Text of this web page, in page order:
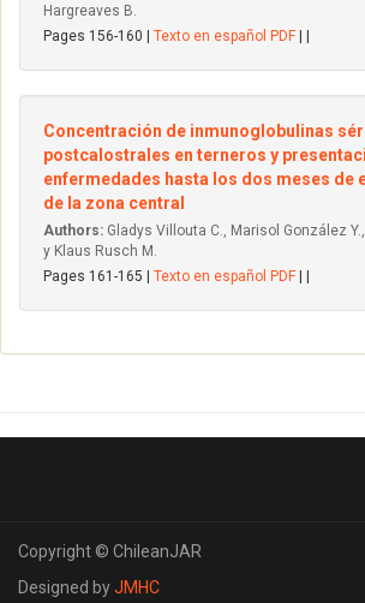
Hargreaves B.
Pages 156-160 | Texto en español PDF
Concentración de inmunoglobulinas
postcalostrales en terneros y
enfermedades hasta los dos meses de
de la zona central
Authors: Gladys Villouta C., Marisol González
y Klaus Rusch M.
Pages 161-165 | Texto en español PDF
Copyright © ChileanJAR
Designed byJMHC